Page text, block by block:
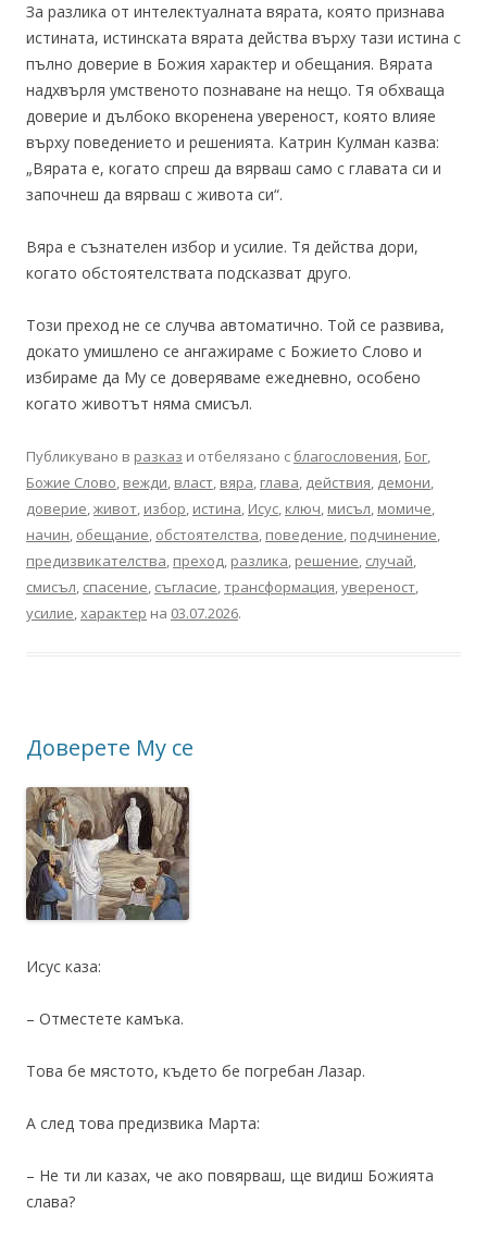
За разлика от интелектуалната вярата, която признава
истината, истинската вярата действа върху тази истина с
пълно доверие в Божия характер и обещания. Вярата
надхвърля умственото познаване на нещо. Тя обхваща
доверие и дълбоко вкоренена увереност, която влияе
върху поведението и решенията. Катрин Кулман казва:
„Вярата е, когато спреш да вярваш само с главата си и
започнеш да вярваш с живота си“.
Вяра е съзнателен избор и усилие. Тя действа дори,
когато обстоятелствата подсказват друго.
Този преход не се случва автоматично. Той се развива,
докато умишлено се ангажираме с Божието Слово и
избираме да Му се доверяваме ежедневно, особено
когато животът няма смисъл.
Публикувано в разказ и отбелязано с благословения, Бог,
Божие Слово, вежди, власт, вяра, глава, действия, демони,
доверие,живот, избор, истина, Исус, ключ, мисъл, момиче,
начин, обещание, обстоятелства, поведение, подчинение,
предизвикателства, преход, разлика, решение, случай,
смисъл, спасение, съгласие,трансформация,увереност,
усилие,характер на 03.07.2026.
Доверете Му се
Исус каза:
– Отместете камъка.
Това бе мястото, където бе погребан Лазар.
А след това предизвика Марта:
– Не ти ли казах, че ако повярваш, ще видиш Божията
слава?